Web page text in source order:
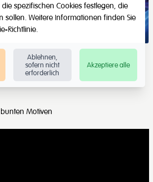
Motiven
spezifischen Cookies festlegen, die
sollen. Weitere Informationen finden Sie
Richtlinie.
Ablehnen,
sofern nicht
erforderlich
Akzeptiere alle